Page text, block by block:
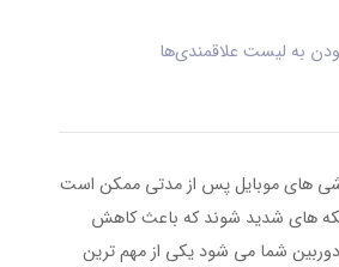
های موبایل پس از مدتی ممکن است
های شدید شوند که باعث کاهش
شما می شود یکی از مهم ترین